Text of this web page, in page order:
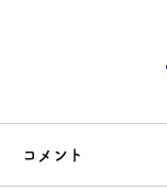
コメント